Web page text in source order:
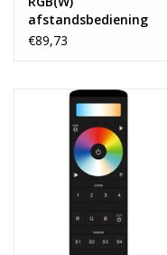
afstandsbediening
t.b.v. RGB(W) controller
€89,73